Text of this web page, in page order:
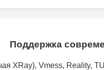
Поддержка
XRay), Vmess, Reality,